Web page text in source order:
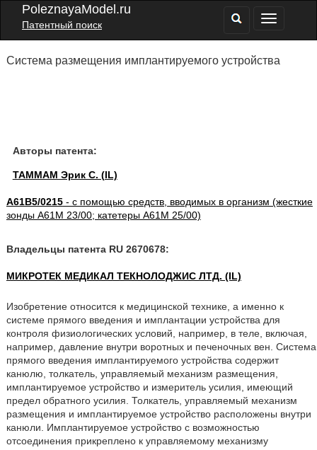
PoleznayaModel.ru
Патентный поиск
Система размещения имплантируемого устройства
Авторы патента:
ТАММАМ Эрик С. (IL)
A61B5/0215- с помощью средств, вводимых в организм (жесткие
зонды A61M 23/00; катетеры A61M 25/00)
Владельцы патента RU 2670678:
МИКРОТЕК МЕДИКАЛ ТЕКНОЛОДЖИС ЛТД. (IL)
Изобретение относится к медицинской технике, а именно к
системе прямого введения и имплантации устройства для
контроля физиологических условий, например, в теле, включая,
например, давление внутри воротных и печеночных вен. Система
прямого введения имплантируемого устройства содержит
канюлю, толкатель, управляемый механизм размещения,
имплантируемое устройство и измеритель усилия, имеющий
предел обратного усилия. Толкатель, управляемый механизм
размещения и имплантируемое устройство расположены внутри
канюли. Имплантируемое устройство с возможностью
отсоединения прикреплено к управляемому механизму